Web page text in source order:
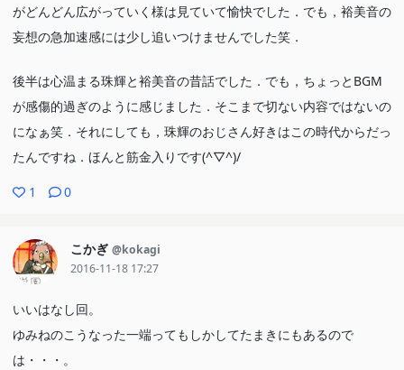
がどんどん広がっていく様は見ていて愉快でした．でも，裕美音の
妄想の急加速感には少し追いつけませんでした笑．
後半は心温まる珠輝と裕美音の昔話でした．でも，ちょっとBGM
が感傷的過ぎのように感じました．そこまで切ない内容ではないの
になぁ笑．それにしても，珠輝のおじさん好きはこの時代からだっ
たんですね．ほんと筋金入りです(^▽^)/
1 0
こかぎ @kokagi
2016-11-18 17:27
いいはなし回。
ゆみねのこうなった一端ってもしかしてたまきにもあるので
は・・・。